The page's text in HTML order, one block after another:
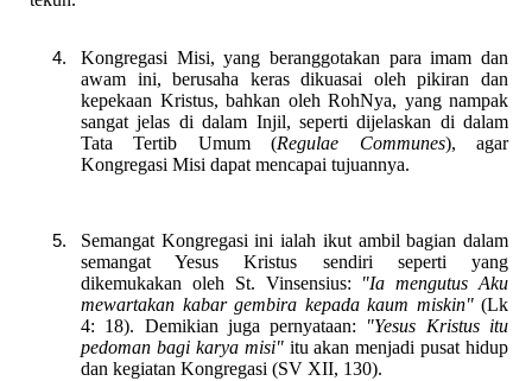
Kongregasi Misi, yang beranggotakan para imam dan
awam ini, berusaha keras dikuasai oleh pikiran dan
kepekaan Kristus, bahkan oleh RohNya, yang nampak
sangat jelas di dalam Injil, seperti dijelaskan di dalam
Tata Tertib Umum (Regulae Communes), agar
Kongregasi Misi dapat mencapai tujuannya.
Semangat Kongregasi ini ialah ikut ambil bagian dalam
semangat Yesus Kristus sendiri seperti yang
dikemukakan oleh St. Vinsensius: "Ia mengutus Aku
mewartakan kabar gembira kepada kaum miskin" (Lk
4: 18). Demikian juga pernyataan: "Yesus Kristus itu
pedoman bagi karya misi" itu akan menjadi pusat hidup
dan kegiatan Kongregasi (SV XII, 130).